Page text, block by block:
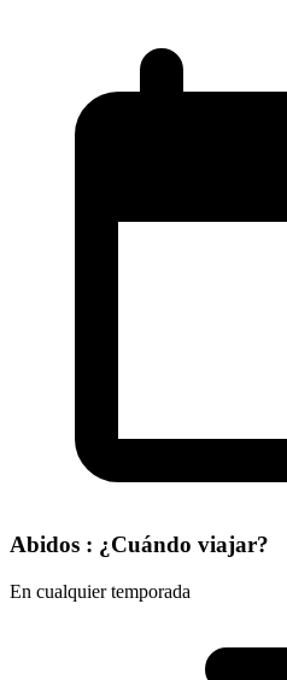
Abidos : ¿Cuándo viajar?
En cualquier temporada